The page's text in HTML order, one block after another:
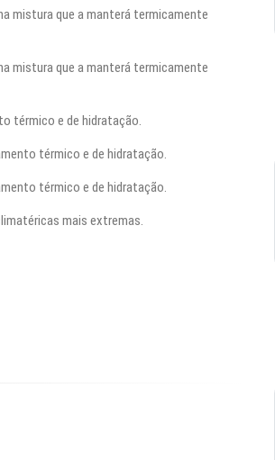
mistura que a manterá termicamente
mistura que a manterá termicamente
térmico e de hidratação.
térmico e de hidratação.
térmico e de hidratação.
mais extremas.